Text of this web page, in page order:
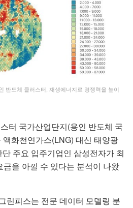
반도체 클러스터, 재생에너지로 경쟁력을 높이
터 국가산업단지(용인 반도체 국
화천연가스(LNG) 대신 태양광
주요 입주기업인 삼성전자가 최
을 아낄 수 있다는 분석이 나왔
린피스는 전문 데이터 모델링 분